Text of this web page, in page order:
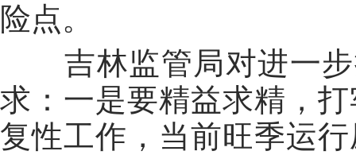
险点。
吉林监管局对进一步
求：一是要精益求精，
复性工作，当前旺季运